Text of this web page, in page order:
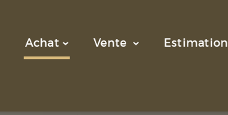
Achat Vente Estimation